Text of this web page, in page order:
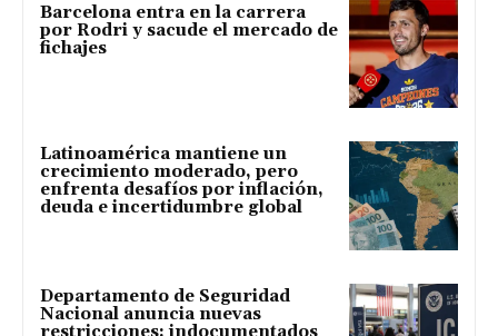
Barcelona entra en la carrera
por Rodri y sacude el mercado de
fichajes
Latinoamérica mantiene un
crecimiento moderado, pero
enfrenta desafíos por inflación,
deuda e incertidumbre global
Departamento de Seguridad
Nacional anuncia nuevas